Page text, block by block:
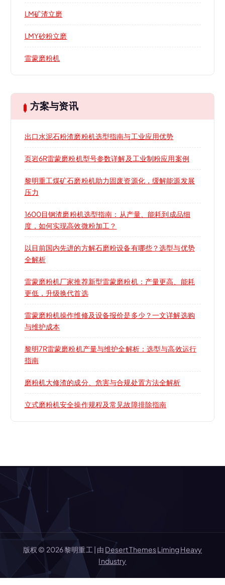
LM矿渣立磨
LMY砂粉立磨
雷蒙磨粉机
方案与资讯
出口水泥石粉渣磨粉机选型指南与工业应用优势
页岩6R雷蒙磨粉机型号参数详解及工业制粉应用案例
黎明重工煤矿石磨粉机助力固废资源化，缓解能源发展
压力
1600目钢渣磨粉机选型指南：从产量、能耗到成品细
度，如何实现高效微粉加工？
以目前国内先进的方解石磨粉设备有哪些？选型与优势
全解析
雷蒙磨粉机厂家推荐新型雷蒙磨粉机：产量更高、能耗
更低，升级换代首选
雷蒙磨粉机操作维修及设备报价是多少？一文详解选购
与维护成本
黎明7R雷蒙磨粉机产量与维护全解析：选型与高效运行
指南
磨粉机大修渣的成分、危害与合规处置方法全解析
立式磨粉机安全操作规程及常见故障排除指南
版权 © 2026 黎明重工 | 由 Desert ThemesLiming Heavy
Industry